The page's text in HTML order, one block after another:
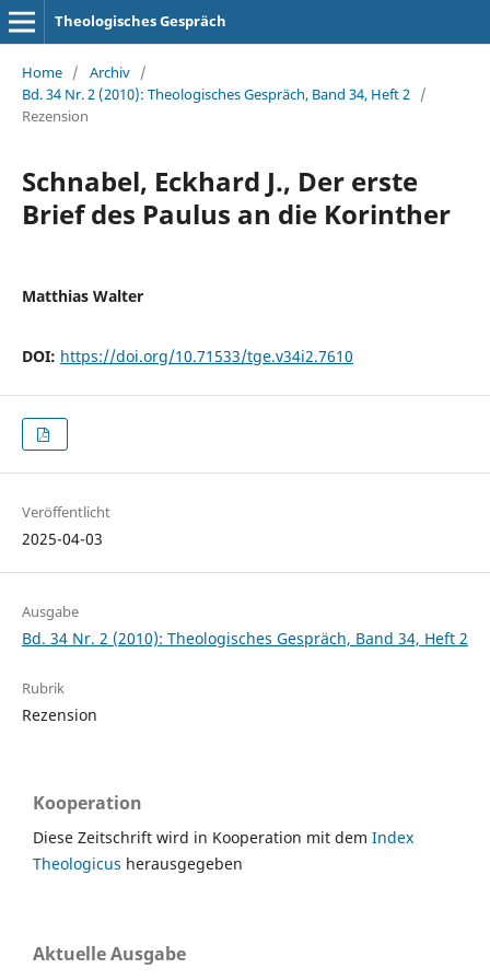
Theologisches Gespräch
Home / Archiv /
Bd. 34 Nr. 2 (2010): Theologisches Gespräch, Band 34, Heft 2 /
Rezension
Schnabel, Eckhard J., Der erste
Brief des Paulus an die Korinther
Matthias Walter
DOI: https://doi.org/10.71533/tge.v34i2.7610
Veröffentlicht
2025-04-03
Ausgabe
Bd. 34 Nr. 2 (2010): Theologisches Gespräch, Band 34, Heft 2
Rubrik
Rezension
Kooperation
Diese Zeitschrift wird in Kooperation mit dem Index
Theologicus herausgegeben
Aktuelle Ausgabe